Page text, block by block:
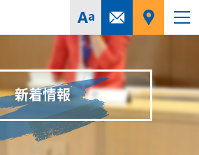
新着情報